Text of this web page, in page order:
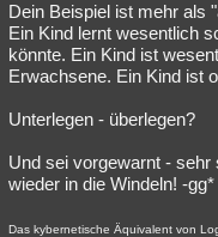
Dein Beispiel ist mehr als
Ein Kind lernt wesentlich
könnte. Ein Kind ist
Erwachsene. Ein Kind ist
Unterlegen - überlegen?
Und sei vorgewarnt -
wieder in die Windeln! -gg*
Das kybernetische Äquivalent von